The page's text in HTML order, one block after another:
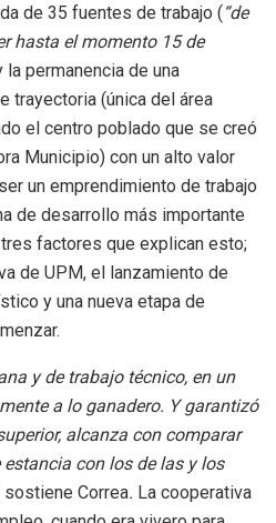
de 35 fuentes de trabajo (“de
hasta el momento 15 de
la permanencia de una
trayectoria (única del área
el centro poblado que se creó
Municipio) con un alto valor
un emprendimiento de trabajo
de desarrollo más importante
factores que explican esto;
de UPM, el lanzamiento de
y una nueva etapa de
y de trabajo técnico, en un
a lo ganadero. Y garantizó
alcanza con comparar
con los de las y los
sostiene Correa. La cooperativa